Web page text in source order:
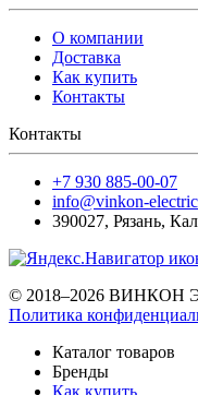
О компании
Доставка
Как купить
Контакты
Контакты
+7 930 885-00-07
info@vinkon-
390027, Рязань,
© 2018–2026 ВИНКОН
Политика
Каталог товаров
Бренды
Как купить